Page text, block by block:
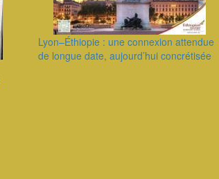
Lyon–Éthiopie : une connexion attendue
de longue date, aujourd’hui concrétisée